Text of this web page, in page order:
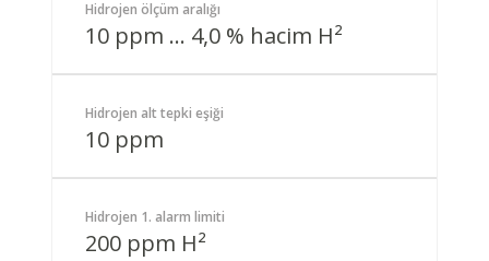
Hidrojen ölçüm aralığı
10 ppm … 4,0 % hacim H²
Hidrojen alt tepki eşiği
10 ppm
Hidrojen 1. alarm limiti
200 ppm H²